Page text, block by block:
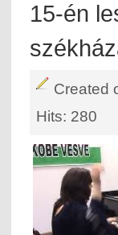
15-én
Created
Hits: 280